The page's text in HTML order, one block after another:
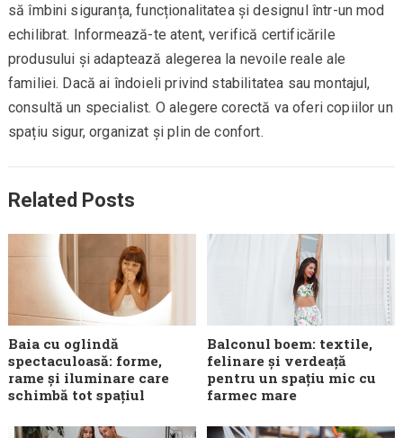
să îmbini siguranța, funcționalitatea și designul într-un mod
echilibrat. Informează-te atent, verifică certificările
produsului și adaptează alegerea la nevoile reale ale
familiei. Dacă ai îndoieli privind stabilitatea sau montajul,
consultă un specialist. O alegere corectă va oferi copiilor un
spațiu sigur, organizat și plin de confort.
Related Posts
Baia cu oglindă
spectaculoasă: forme,
rame și iluminare care
schimbă tot spațiul
Balconul boem: textile,
felinare și verdeață
pentru un spațiu mic cu
farmec mare